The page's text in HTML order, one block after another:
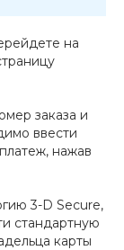
на
заказа и
ввести
нажав
3-D Secure,
стандартную
карты